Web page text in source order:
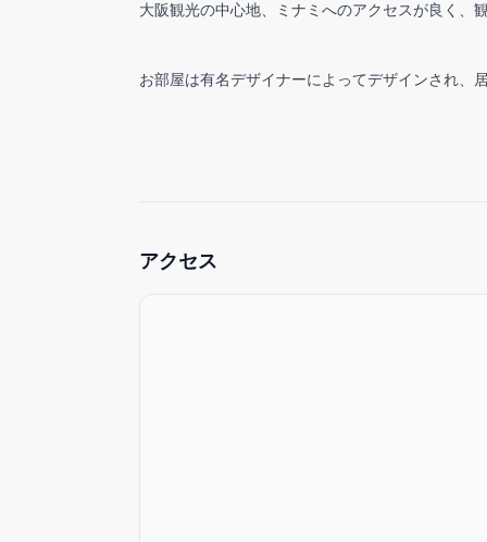
大阪観光の中心地、ミナミへのアクセスが良く、
お部屋は有名デザイナーによってデザインされ、
-調理道具完備
アクセス